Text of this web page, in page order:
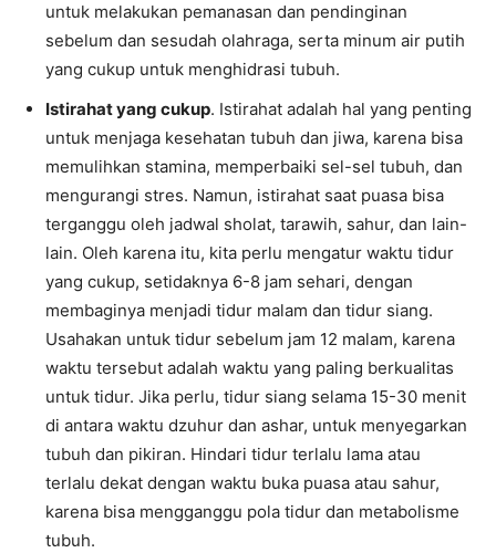
untuk melakukan pemanasan dan pendinginan
sebelum dan sesudah olahraga, serta minum air putih
yang cukup untuk menghidrasi tubuh.
Istirahat yang cukup. Istirahat adalah hal yang penting
untuk menjaga kesehatan tubuh dan jiwa, karena bisa
memulihkan stamina, memperbaiki sel-sel tubuh, dan
mengurangi stres. Namun, istirahat saat puasa bisa
terganggu oleh jadwal sholat, tarawih, sahur, dan lain-
lain. Oleh karena itu, kita perlu mengatur waktu tidur
yang cukup, setidaknya 6-8 jam sehari, dengan
membaginya menjadi tidur malam dan tidur siang.
Usahakan untuk tidur sebelum jam 12 malam, karena
waktu tersebut adalah waktu yang paling berkualitas
untuk tidur. Jika perlu, tidur siang selama 15-30 menit
di antara waktu dzuhur dan ashar, untuk menyegarkan
tubuh dan pikiran. Hindari tidur terlalu lama atau
terlalu dekat dengan waktu buka puasa atau sahur,
karena bisa mengganggu pola tidur dan metabolisme
tubuh.